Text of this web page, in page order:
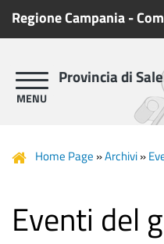
Regione Campania-
Provincia di
Home Page »Archivi»
Eventi del